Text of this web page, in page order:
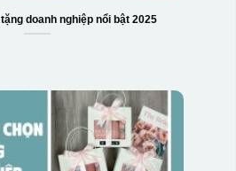
doanh nghiệp nổi bật 2025